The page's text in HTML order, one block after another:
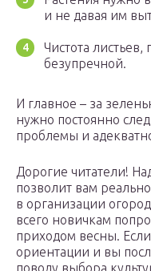
и не давая им
Чистота
безупречной.
И главное – за
нужно постоянно
проблемы и
Дорогие читатели!
позволит вам
в организации
всего новичкам
приходом весны.
ориентации и вы
поводу выбора